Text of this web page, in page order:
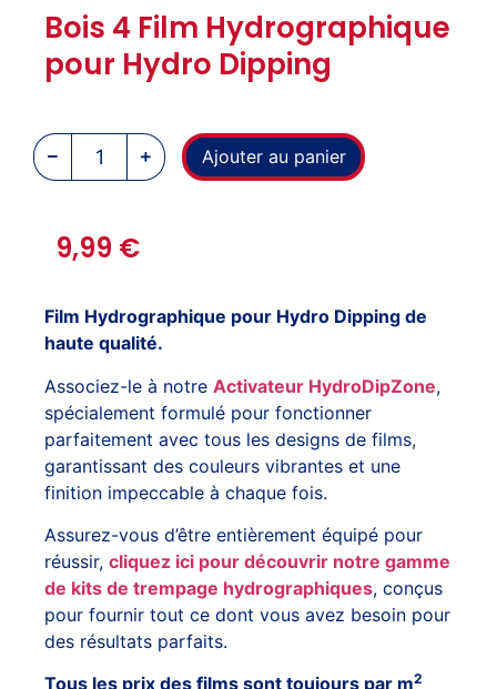
Bois 4 Film Hydrographique
pour Hydro Dipping
Ajouter au panier
9,99 €
Film Hydrographique pour Hydro Dipping de
haute qualité.
Associez-le à notre Activateur HydroDipZone,
spécialement formulé pour fonctionner
parfaitement avec tous les designs de films,
garantissant des couleurs vibrantes et une
finition impeccable à chaque fois.
Assurez-vous d’être entièrement équipé pour
réussir, cliquez ici pour découvrir notre gamme
de kits de trempage hydrographiques, conçus
pour fournir tout ce dont vous avez besoin pour
des résultats parfaits.
Tous les prix des films sont toujours par m2